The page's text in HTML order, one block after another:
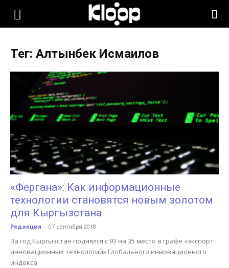
KLOOP.KG
Новости
Кыргызстана
Тег: Алтынбек Исмаилов
«Фергана»: Как информационные
технологии становятся новым золотом
для Кыргызстана
Редакция - 07 сентября 2018
За год Кыргызстан поднялся с 93 на 35 место в графе «экспорт
инновационных технологий» Глобального инновационного
индекса